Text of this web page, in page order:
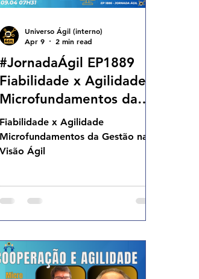
#JornadaÁgil EP1889
Fiabilidade x Agilidade
Microfundamentos da
Gestão na Visão Ágil
DOM 12.04.26 07h31
Fiabilidade x Agilidade
Microfundamentos da Gestão na
Visão Ágil
Universo Ágil (interno)
Apr 9
2 min read